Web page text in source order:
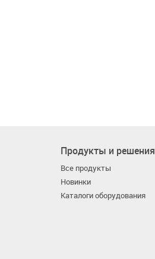
Продукты и решения
Все продукты
Новинки
Каталоги оборудования